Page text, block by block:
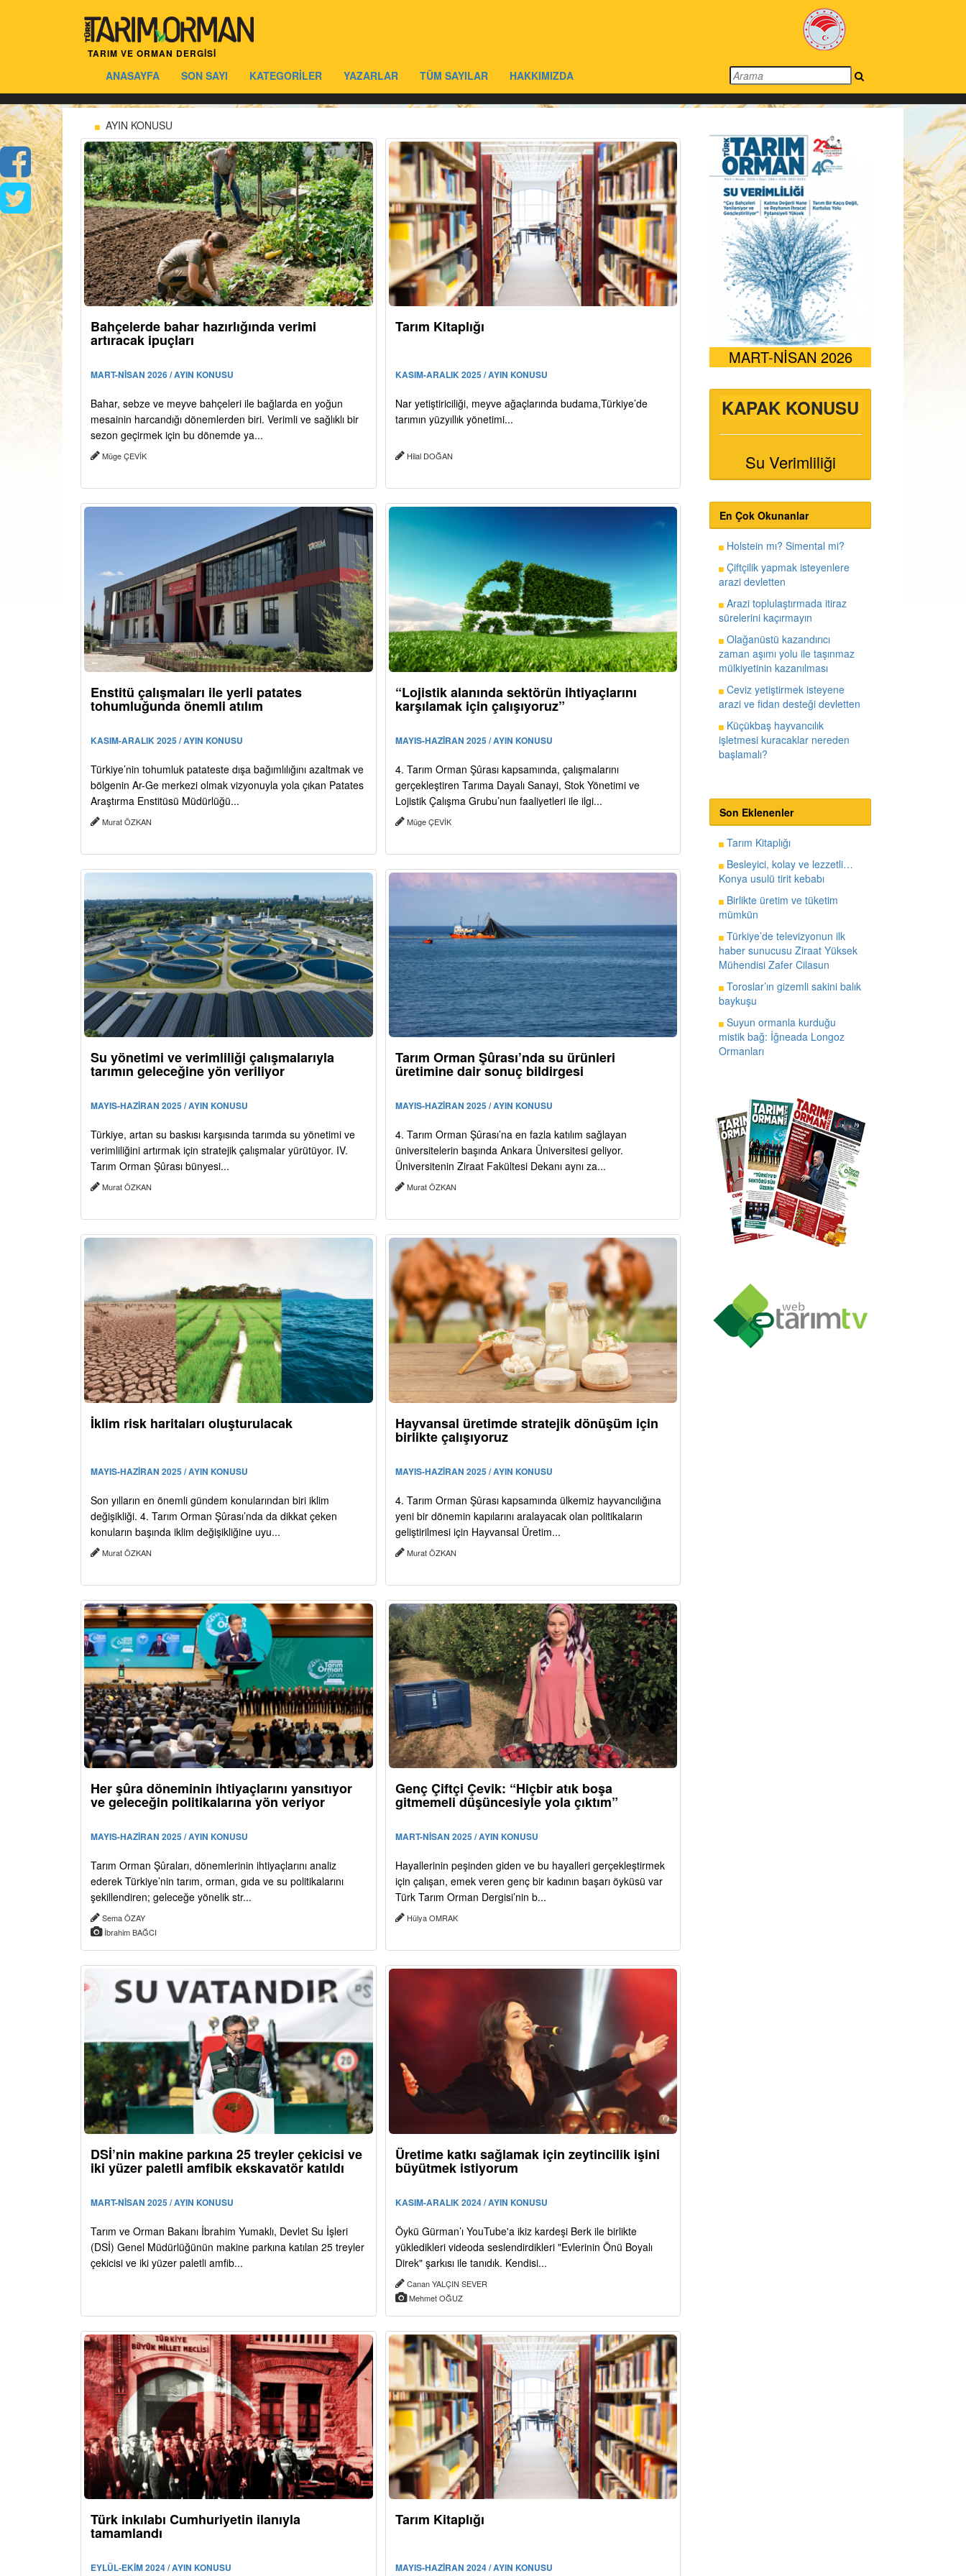
TARIM VE ORMAN DERGİSİ
ANASAYFA SON SAYI KATEGORİLER YAZARLAR TÜM SAYILAR HAKKIMIZDA
AYIN KONUSU
Bahçelerde bahar hazırlığında verimi
artıracak ipuçları
MART-NİSAN 2026 / AYIN KONUSU
Bahar, sebze ve meyve bahçeleri ile bağlarda en yoğun
mesainin harcandığı dönemlerden biri. Verimli ve sağlıklı bir
sezon geçirmek için bu dönemde ya...
Müge ÇEVİK
Tarım Kitaplığı
KASIM-ARALIK 2025 / AYIN KONUSU
Nar yetiştiriciliği, meyve ağaçlarında budama,Türkiye’de
tarımın yüzyıllık yönetimi...
Hilal DOĞAN
Enstitü çalışmaları ile yerli patates
tohumluğunda önemli atılım
KASIM-ARALIK 2025 / AYIN KONUSU
Türkiye’nin tohumluk patateste dışa bağımlılığını azaltmak ve
bölgenin Ar-Ge merkezi olmak vizyonuyla yola çıkan Patates
Araştırma Enstitüsü Müdürlüğü...
Murat ÖZKAN
“Lojistik alanında sektörün ihtiyaçlarını
karşılamak için çalışıyoruz”
MAYIS-HAZİRAN 2025 / AYIN KONUSU
4. Tarım Orman Şûrası kapsamında, çalışmalarını
gerçekleştiren Tarıma Dayalı Sanayi, Stok Yönetimi ve
Lojistik Çalışma Grubu’nun faaliyetleri ile ilgi...
Müge ÇEVİK
Su yönetimi ve verimliliği çalışmalarıyla
tarımın geleceğine yön veriliyor
MAYIS-HAZİRAN 2025 / AYIN KONUSU
Türkiye, artan su baskısı karşısında tarımda su yönetimi ve
verimliliğini artırmak için stratejik çalışmalar yürütüyor. IV.
Tarım Orman Şûrası bünyesi...
Murat ÖZKAN
Tarım Orman Şûrası’nda su ürünleri
üretimine dair sonuç bildirgesi
MAYIS-HAZİRAN 2025 / AYIN KONUSU
4. Tarım Orman Şûrası’na en fazla katılım sağlayan
üniversitelerin başında Ankara Üniversitesi geliyor.
Üniversitenin Ziraat Fakültesi Dekanı aynı za...
Murat ÖZKAN
İklim risk haritaları oluşturulacak
MAYIS-HAZİRAN 2025 / AYIN KONUSU
Son yılların en önemli gündem konularından biri iklim
değişikliği. 4. Tarım Orman Şûrası’nda da dikkat çeken
konuların başında iklim değişikliğine uyu...
Murat ÖZKAN
Hayvansal üretimde stratejik dönüşüm için
birlikte çalışıyoruz
MAYIS-HAZİRAN 2025 / AYIN KONUSU
4. Tarım Orman Şûrası kapsamında ülkemiz hayvancılığına
yeni bir dönemin kapılarını aralayacak olan politikaların
geliştirilmesi için Hayvansal Üretim...
Murat ÖZKAN
Her şûra döneminin ihtiyaçlarını yansıtıyor
ve geleceğin politikalarına yön veriyor
MAYIS-HAZİRAN 2025 / AYIN KONUSU
Tarım Orman Şûraları, dönemlerinin ihtiyaçlarını analiz
ederek Türkiye’nin tarım, orman, gıda ve su politikalarını
şekillendiren; geleceğe yönelik str...
Sema ÖZAY
İbrahim BAĞCI
Genç Çiftçi Çevik: “Hiçbir atık boşa
gitmemeli düşüncesiyle yola çıktım”
MART-NİSAN 2025 / AYIN KONUSU
Hayallerinin peşinden giden ve bu hayalleri gerçekleştirmek
için çalışan, emek veren genç bir kadının başarı öyküsü var
Türk Tarım Orman Dergisi’nin b...
Hülya OMRAK
DSİ’nin makine parkına 25 treyler çekicisi ve
iki yüzer paletli amfibik ekskavatör katıldı
MART-NİSAN 2025 / AYIN KONUSU
Tarım ve Orman Bakanı İbrahim Yumaklı, Devlet Su İşleri
(DSİ) Genel Müdürlüğünün makine parkına katılan 25 treyler
çekicisi ve iki yüzer paletli amfib...
Üretime katkı sağlamak için zeytincilik işini
büyütmek istiyorum
KASIM-ARALIK 2024 / AYIN KONUSU
Öykü Gürman’ı YouTube'a ikiz kardeşi Berk ile birlikte
yükledikleri videoda seslendirdikleri "Evlerinin Önü Boyalı
Direk" şarkısı ile tanıdık. Kendisi...
Canan YALÇIN SEVER
Mehmet OĞUZ
Türk inkılabı Cumhuriyetin ilanıyla
tamamlandı
EYLÜL-EKİM 2024 / AYIN KONUSU
Tarım Kitaplığı
MAYIS-HAZİRAN 2024 / AYIN KONUSU
MART-NİSAN 2026
KAPAK KONUSU
Su Verimliliği
En Çok Okunanlar
Holstein mı? Simental mi?
Çiftçilik yapmak isteyenlere
arazi devletten
Arazi toplulaştırmada itiraz
sürelerini kaçırmayın
Olağanüstü kazandırıcı
zaman aşımı yolu ile taşınmaz
mülkiyetinin kazanılması
Ceviz yetiştirmek isteyene
arazi ve fidan desteği devletten
Küçükbaş hayvancılık
işletmesi kuracaklar nereden
başlamalı?
Son Eklenenler
Tarım Kitaplığı
Besleyici, kolay ve lezzetli…
Konya usulü tirit kebabı
Birlikte üretim ve tüketim
mümkün
Türkiye’de televizyonun ilk
haber sunucusu Ziraat Yüksek
Mühendisi Zafer Cilasun
Toroslar’ın gizemli sakini balık
baykuşu
Suyun ormanla kurduğu
mistik bağ: İğneada Longoz
Ormanları